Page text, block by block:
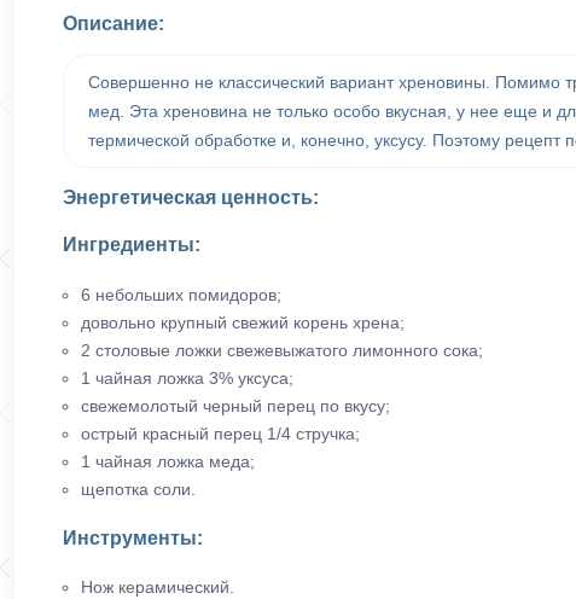
Описание:
Совершенно не классический вариант хреновины. Помимо
мед. Эта хреновина не только особо вкусная, у нее еще и
термической обработке и, конечно, уксусу. Поэтому рецепт
Энергетическая ценность:
Ингредиенты:
6 небольших помидоров;
довольно крупный свежий корень хрена;
2 столовые ложки свежевыжатого лимонного сока;
1 чайная ложка 3% уксуса;
свежемолотый черный перец по вкусу;
острый красный перец 1/4 стручка;
1 чайная ложка меда;
щепотка соли.
Инструменты:
Нож керамический.